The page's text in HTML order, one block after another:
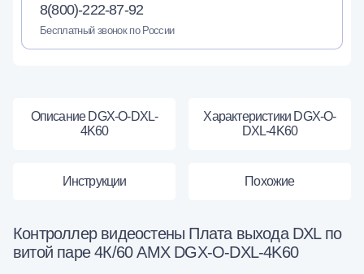
8(800)-222-87-92
Бесплатный звонок по России
Описание DGX-O-DXL-
4K60
Характеристики DGX-O-
DXL-4K60
Инструкции Похожие
Контроллер видеостены Плата выхода DXL по
витой паре 4К/60 AMX DGX-O-DXL-4K60